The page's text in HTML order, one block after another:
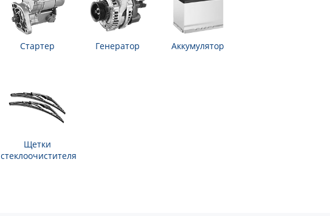
Стартер Генератор Аккумулятор
Щетки
стеклоочистителя